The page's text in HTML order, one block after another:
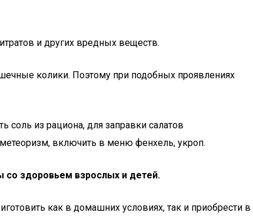
и других вредных веществ.
колики. Поэтому при подобных проявлениях
из рациона, для заправки салатов
включить в меню фенхель, укроп.
здоровьем взрослых и детей.
как в домашних условиях, так и приобрести в